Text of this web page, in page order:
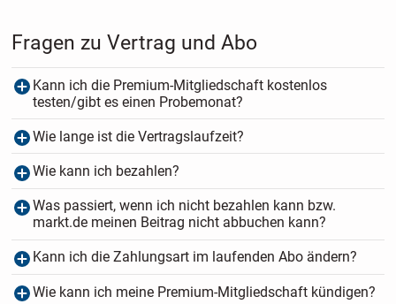
Fragen zu Vertrag und Abo
Kann ich die Premium-Mitgliedschaft kostenlos
testen/gibt es einen Probemonat?
Wie lange ist die Vertragslaufzeit?
Wie kann ich bezahlen?
Was passiert, wenn ich nicht bezahlen kann bzw.
markt.de meinen Beitrag nicht abbuchen kann?
Kann ich die Zahlungsart im laufenden Abo ändern?
Wie kann ich meine Premium-Mitgliedschaft kündigen?